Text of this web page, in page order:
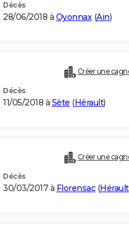
Décès
28/06/2018 à Oyonnax(Ain)
Créer une
Décès
11/05/2018 à Sète (Hérault)
Créer une
Décès
30/03/2017 à Florensac(Hérault